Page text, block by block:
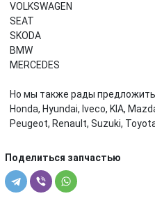
VOLKSWAGEN
SEAT
SKODA
BMW
MERCEDES
Но мы также рады предложить
Honda, Hyundai, Iveco, KIA,
Peugeot, Renault, Suzuki,
Поделиться запчастью